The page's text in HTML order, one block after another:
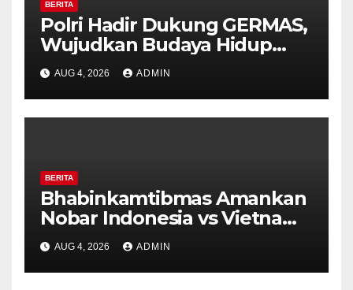
BERITA
Polri Hadir Dukung GERMAS,
Wujudkan Budaya Hidup
Sehat di Kecamatan Pabelan
AUG 4, 2026 ADMIN
BERITA
Bhabinkamtibmas Amankan
Nobar Indonesia vs Vietnam
di Alun-Alun Bung Karno,
Suporter Antusias dan
Kondusif
AUG 4, 2026 ADMIN